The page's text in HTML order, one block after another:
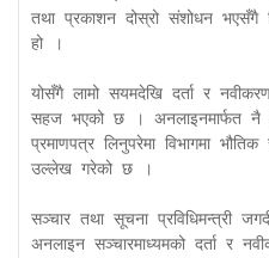
तथा प्रकाशन दोस्रो संशोधन भएसँगै
हो ।
योसँगै लामो सयमदेखि दर्ता र
सहज भएको छ । अनलाइनमार्फत नै
प्रमाणपत्र लिनुपरेमा विभागमा
उल्लेख गरेको छ ।
सञ्चार तथा सूचना प्रविधिमन्त्री
अनलाइन सञ्चारमाध्यमको दर्ता र